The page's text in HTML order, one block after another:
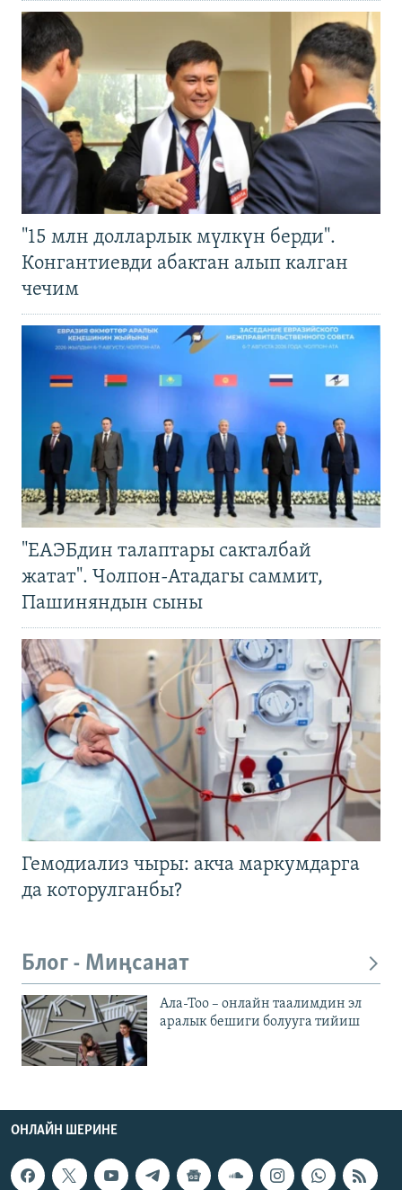
"15 млн долларлык мүлкүн берди".
Конгантиевди абактан алып калган
чечим
"ЕАЭБдин талаптары сакталбай
жатат". Чолпон-Атадагы саммит,
Пашиняндын сыны
Гемодиализ чыры: акча маркумдарга
да которулганбы?
Блог - Миңсанат
Ала-Тоо – онлайн таалимдин эл
аралык бешиги болууга тийиш
ОНЛАЙН ШЕРИНЕ